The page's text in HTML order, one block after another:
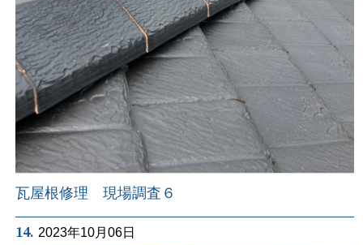
瓦屋根修理 現場調査６
14. 2023年10月06日